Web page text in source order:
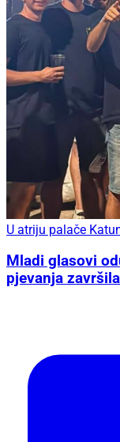
U atriju palače
Mladi glasovi
pjevanja